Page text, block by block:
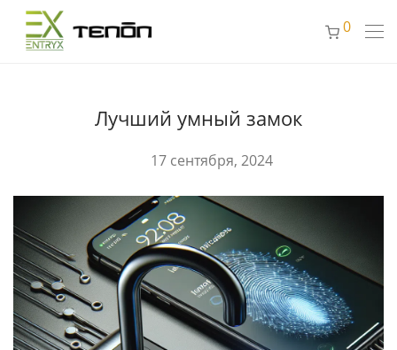
0
Лучший умный замок
17 сентября, 2024